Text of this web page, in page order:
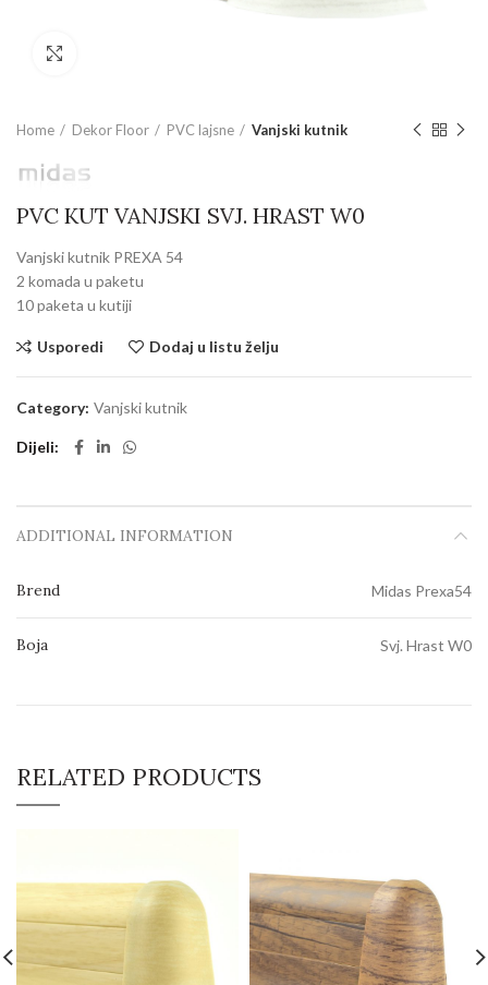
Home Dekor Floor PVC lajsne Vanjski kutnik
PVC KUT VANJSKI SVJ. HRAST W0
Vanjski kutnik PREXA 54
2 komada u paketu
10 paketa u kutiji
Usporedi Dodaj u listu želju
Category: Vanjski kutnik
Dijeli
ADDITIONAL INFORMATION
Brend Midas Prexa54
Boja Svj. Hrast W0
RELATED PRODUCTS